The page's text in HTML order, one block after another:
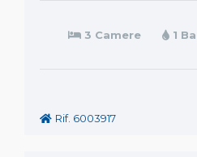
3 Camere 1
Rif. 6003917